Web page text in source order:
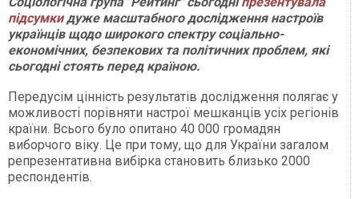
підсумкидуже масштабного дослідження настроїв
українців щодо широкого спектру соціально-
економічних, безпекових та політичних проблем, які
сьогодні стоять перед країною.
Передусім цінність результатів дослідження полягає у
можливості порівняти настрої мешканців усіх регіонів
країни. Всього було опитано 40 000 громадян
виборчого віку. Це при тому, що для України загалом
репрезентативна вибірка становить близько 2000
респондентів.